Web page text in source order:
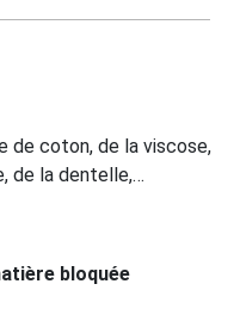
de coton, de la viscose,
de la dentelle,…
bloquée